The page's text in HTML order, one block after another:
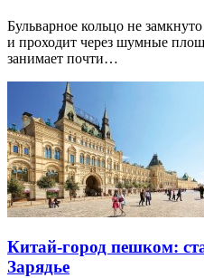
Бульварное кольцо не
и проходит через шумные
занимает почти…
Китай-город пешком:
Зарядье